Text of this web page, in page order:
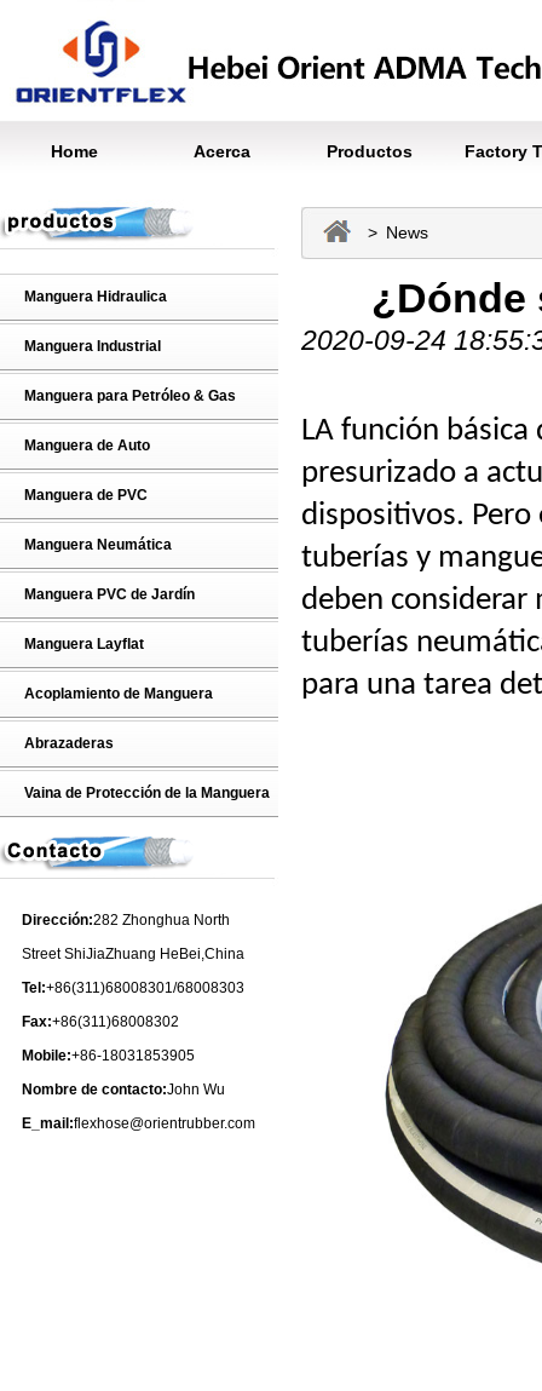
Home Acerca Productos Factory
Manguera Hidraulica
Manguera Industrial
Manguera para Petróleo & Gas
Manguera de Auto
Manguera de PVC
Manguera Neumática
Manguera PVC de Jardín
Manguera Layflat
Acoplamiento de Manguera
Abrazaderas
Vaina de Protección de la Manguera
Dirección:282 Zhonghua North
Street ShiJiaZhuang HeBei,China
Tel:+86(311)68008301/68008303
Fax:+86(311)68008302
Mobile:+86-18031853905
Nombre de contacto:John Wu
E_mail:flexhose@orientrubber.com
> News
¿Dónde
2020-09-24
LA función
presurizado a
dispositivos.
tuberías y
deben considerar
tuberías
para una tarea